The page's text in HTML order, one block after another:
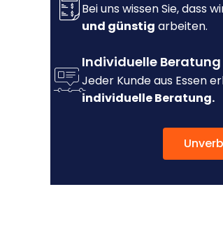
Bei uns wissen Sie, dass
und günstig arbeiten.
Individuelle Beratung
Jeder Kunde aus Essen
individuelle Beratung.